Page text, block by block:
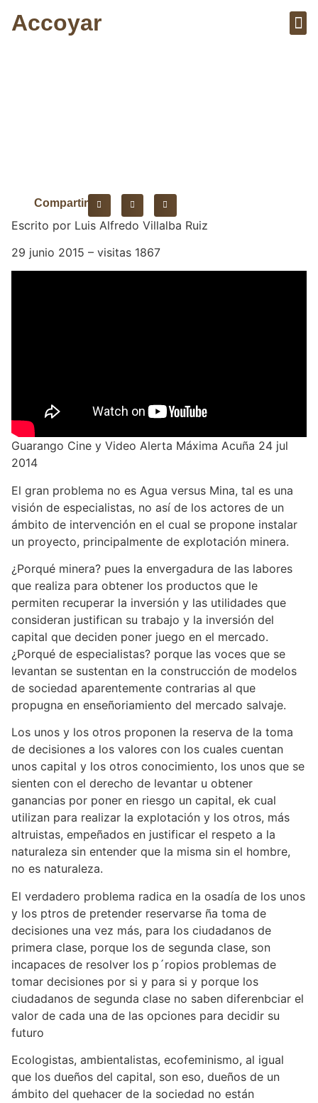
Accoyar
Compartir
Escrito por Luis Alfredo Villalba Ruiz
29 junio 2015 – visitas 1867
Guarango Cine y Video Alerta Máxima Acuña 24 jul
2014
El gran problema no es Agua versus Mina, tal es una
visión de especialistas, no así de los actores de un
ámbito de intervención en el cual se propone instalar
un proyecto, principalmente de explotación minera.
¿Porqué minera? pues la envergadura de las labores
que realiza para obtener los productos que le
permiten recuperar la inversión y las utilidades que
consideran justifican su trabajo y la inversión del
capital que deciden poner juego en el mercado.
¿Porqué de especialistas? porque las voces que se
levantan se sustentan en la construcción de modelos
de sociedad aparentemente contrarias al que
propugna en enseñoriamiento del mercado salvaje.
Los unos y los otros proponen la reserva de la toma
de decisiones a los valores con los cuales cuentan
unos capital y los otros conocimiento, los unos que se
sienten con el derecho de levantar u obtener
ganancias por poner en riesgo un capital, ek cual
utilizan para realizar la explotación y los otros, más
altruistas, empeñados en justificar el respeto a la
naturaleza sin entender que la misma sin el hombre,
no es naturaleza.
El verdadero problema radica en la osadía de los unos
y los ptros de pretender reservarse ña toma de
decisiones una vez más, para los ciudadanos de
primera clase, porque los de segunda clase, son
incapaces de resolver los p´ropios problemas de
tomar decisiones por si y para si y porque los
ciudadanos de segunda clase no saben diferenbciar el
valor de cada una de las opciones para decidir su
futuro
Ecologistas, ambientalistas, ecofeminismo, al igual
que los dueños del capital, son eso, dueños de un
ámbito del quehacer de la sociedad no están